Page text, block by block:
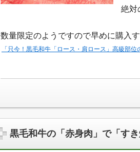
絶対
数量限定のようですので早めに購入
「只今！黒毛和牛「ロース・肩ロース」高級部
黒毛和牛の「赤身肉」で「す